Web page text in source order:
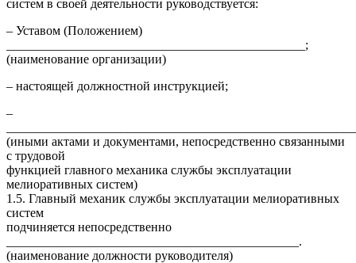
систем в своей деятельности руководствуется:
– Уставом (Положением)
_______________________________________________;
(наименование организации)
– настоящей должностной инструкцией;
–
(иными актами и документами, непосредственно связанными
с трудовой
функцией главного механика службы эксплуатации
мелиоративных систем)
1.5. Главный механик службы эксплуатации мелиоративных
систем
подчиняется непосредственно
______________________________________________.
(наименование должности руководителя)